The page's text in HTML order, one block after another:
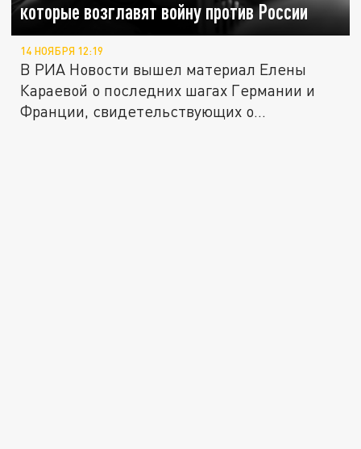
которые возглавят войну против России
14 НОЯБРЯ 12:19
В РИА Новости вышел материал Елены
Караевой о последних шагах Германии и
Франции, свидетельствующих о...